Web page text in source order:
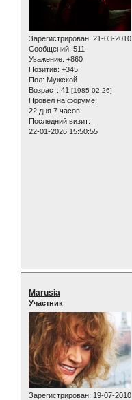
Зарегистрирован: 21-03-2010
Сообщений: 511
Уважение: +860
Позитив: +345
Пол: Мужской
Возраст: 41 [1985-02-26]
Провел на форуме:
22 дня 7 часов
Последний визит:
22-01-2026 15:50:55
Marusia
Участник
Зарегистрирован: 19-07-2010